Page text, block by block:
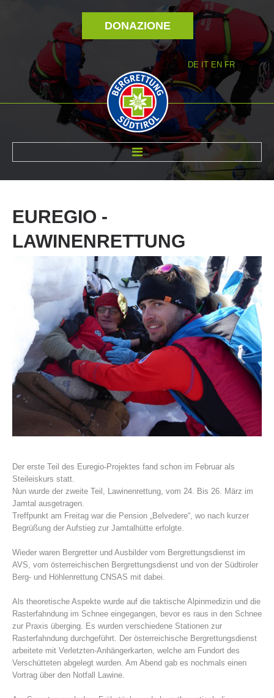
DONAZIONE
DE IT EN FR
La storia
EUREGIO -
LAWINENRETTUNG
Der erste Teil des Euregio-Projektes fand schon im Februar als
Steileiskurs statt.
Nun wurde der zweite Teil, Lawinenrettung, vom 24. Bis 26. März im
Jamtal ausgetragen.
Treffpunkt am Freitag war die Pension „Belvedere“, wo nach kurzer
Begrüßung der Aufstieg zur Jamtalhütte erfolgte.
Wieder waren Bergretter und Ausbilder vom Bergrettungsdienst im
AVS, vom österreichischen Bergrettungsdienst und von der Südtiroler
Berg- und Höhlenrettung CNSAS mit dabei.
Als theoretische Aspekte wurde auf die taktische Alpinmedizin und die
Rasterfahndung im Schnee eingegangen, bevor es raus in den Schnee
zur Praxis überging. Es wurden verschiedene Stationen zur
Rasterfahndung durchgeführt. Der österreichische Bergrettungsdienst
arbeitete mit Verletzten-Anhängerkarten, welche am Fundort des
Verschütteten abgelegt wurden. Am Abend gab es nochmals einen
Vortrag über den Notfall Lawine.